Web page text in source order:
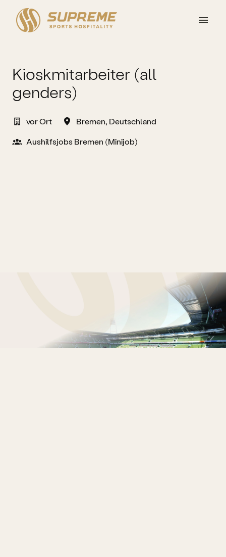
Inhalt
springenStartseite
Kioskmitarbeiter (all
genders)
vor Ort Bremen, Deutschland
Aushilfsjobs Bremen (Minijob)